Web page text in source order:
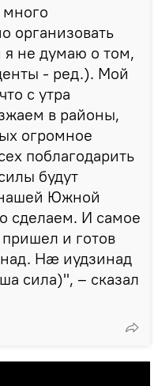
много
организовать
я не думаю о том,
- ред.). Мой
с утра
в районы,
огромное
поблагодарить
будут
Южной
сделаем. И самое
пришел и готов
Нæ иудзинад
сила)", – сказал